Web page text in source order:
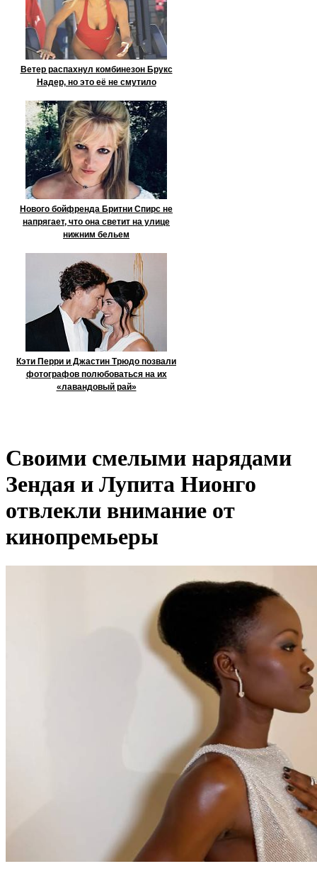
Ветер распахнул комбинезон Брукс
Надер, но это её не смутило
Нового бойфренда Бритни Спирс не
напрягает, что она светит на улице
нижним бельем
Кэти Перри и Джастин Трюдо позвали
фотографов полюбоваться на их
«лавандовый рай»
Своими смелыми нарядами
Зендая и Лупита Нионго
отвлекли внимание от
кинопремьеры